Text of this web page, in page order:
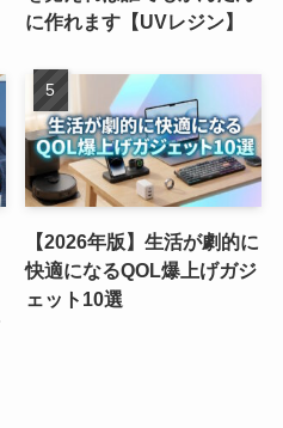
に作れます【UVレジン】
【2026年版】生活が劇的に
快適になるQOL爆上げガジ
ェット10選